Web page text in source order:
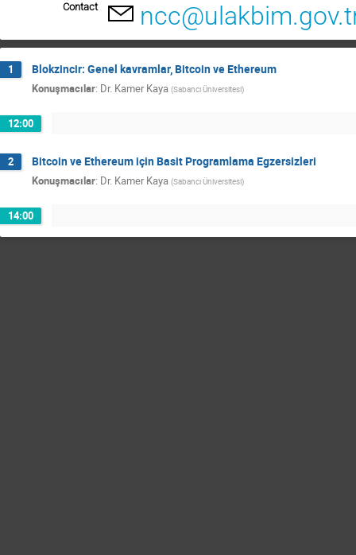
Contact
1 Blokzincir: Genel kavramlar, Bitcoin ve Ethereum
Konuşmacılar: Dr. Kamer Kaya (Sabancı Üniversitesi)
12:00
2 Bitcoin ve Ethereum için Basit Programlama Egzersizleri
Konuşmacılar: Dr. Kamer Kaya (Sabancı Üniversitesi)
14:00